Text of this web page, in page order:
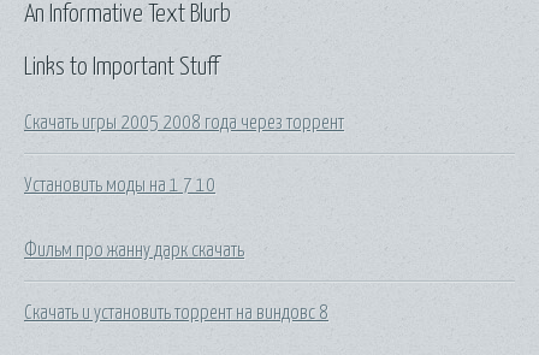
Links to Important Stuff
Скачать игры 2005 2008 года через торрент
Установить моды на 1 7 10
Фильм про жанну дарк скачать
Скачать и установить торрент на виндовс 8
An Informative Text Blurb